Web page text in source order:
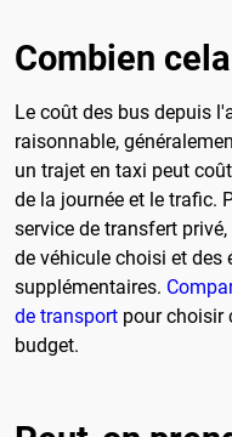
Combien
Le coût des bus depuis
raisonnable,
un trajet en taxi peut
de la journée et le trafic.
service de transfert
de véhicule choisi et des
supplémentaires.
de transport pour choisir
budget.